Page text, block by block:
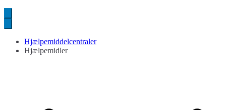
Hjælpemiddelcentraler
Hjælpemidler